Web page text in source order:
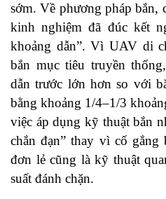
sớm. Về phương pháp bắn,
kinh nghiệm đã đúc kết
khoảng dẫn”. Vì UAV di
bắn mục tiêu truyền
dẫn trước lớn hơn so với
bằng khoảng 1/4–1/3
việc áp dụng kỹ thuật bắn
chắn đạn” thay vì cố gắng
đơn lẻ cũng là kỹ thuật
suất đánh chặn.